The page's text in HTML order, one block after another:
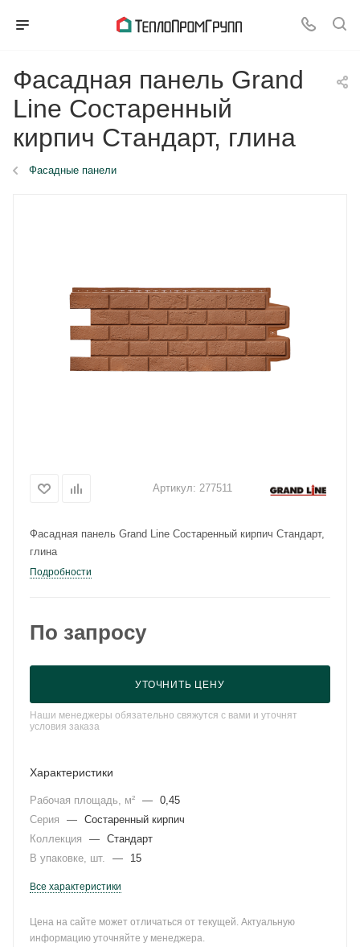
Фасадная панель Grand
Line Состаренный
кирпич Стандарт, глина
Фасадные панели
Артикул: 277511
Фасадная панель Grand Line Состаренный кирпич Стандарт,
глина
Подробности
По запросу
УТОЧНИТЬ ЦЕНУ
Наши менеджеры обязательно свяжутся с вами и уточнят
условия заказа
Характеристики
Рабочая площадь, м² — 0,45
Серия
— Состаренный кирпич
Коллекция
— Стандарт
В упаковке, шт.
— 15
Все характеристики
Цена на сайте может отличаться от текущей. Актуальную
информацию уточняйте у менеджера.